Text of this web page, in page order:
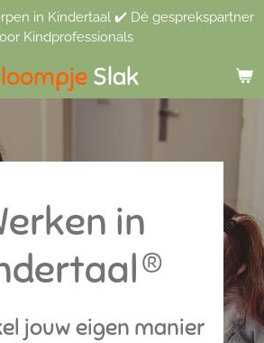
Slak
in Kindertaal ✔️ Dé gesprekspartner
Kindprofessionals
in
jouw eigen manier